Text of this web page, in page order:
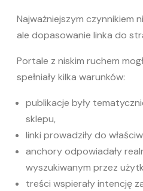
Najważniejszym czynnikiem
ale dopasowanie linka do
Portale z niskim ruchem
spełniały kilka warunków:
publikacje były
sklepu,
linki prowadziły do
anchory odpowiadały
wyszukiwanym przez
treści wspierały intencję